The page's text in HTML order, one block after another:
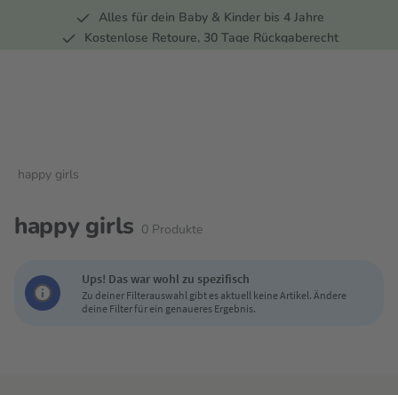
Zur Hauptnavigation springen
Alles für dein Baby & Kinder bis 4 Jahre
Kostenlose Retoure, 30 Tage Rückgaberecht
happy girls
happy girls 0 Produkte
Ups! Das war wohl zu spezifisch
Zu deiner Filterauswahl gibt es aktuell keine Artikel. Ändere
deine Filter für ein genaueres Ergebnis.